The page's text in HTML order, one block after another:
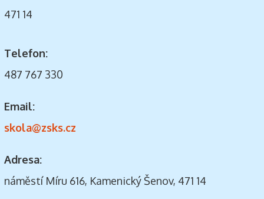
471 14
Telefon:
487 767 330
Email:
skola@zsks.cz
Adresa:
náměstí Míru 616, Kamenický Šenov, 471 14